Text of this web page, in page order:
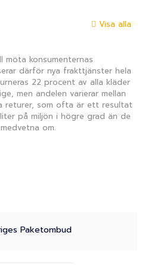
Visa alla
möta konsumenternas
därför nya frakttjänster hela
22 procent av alla kläder
men andelen varierar mellan
returer, som ofta är ett resultat
på miljön i högre grad än de
om.
Paketombud